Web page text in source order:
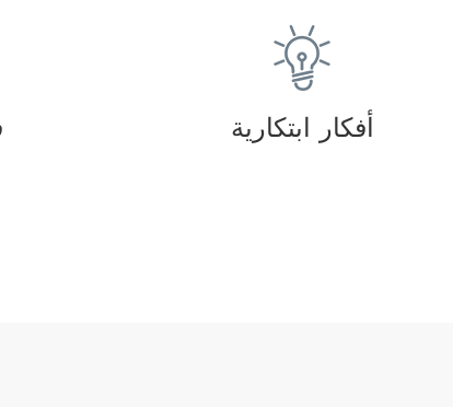
أفكار ابتكارية